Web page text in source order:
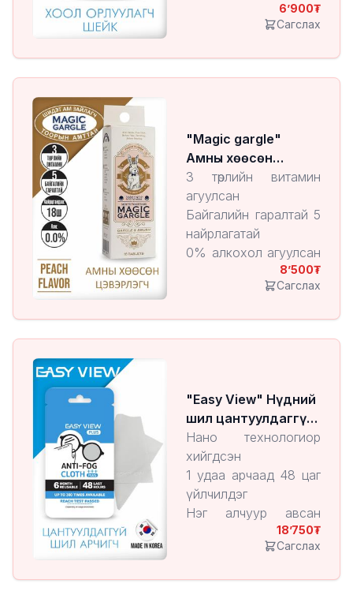
Амтат төмсний
нунтгаар баялаг
6’900
Сагслах
"Magic gargle"
Амны хөөсөн
цэвэрлэгч Peach
3 төрлийн витамин
агуулсан
Байгалийн гаралтай 5
найрлагатай
0% алкохол агуулсан
/ амны хөндийн
хуурайшилтаас
8’500
Сагслах
"Easy View" Нүдний
шил цантуулдаггүй
алчуур
Нано технологиор
хийгдсэн
1 удаа арчаад 48 цаг
үйлчилдэг
Нэг алчуур авсан
байхад түүнийгээ
300 удаа ашиглах
18’750
Сагслах